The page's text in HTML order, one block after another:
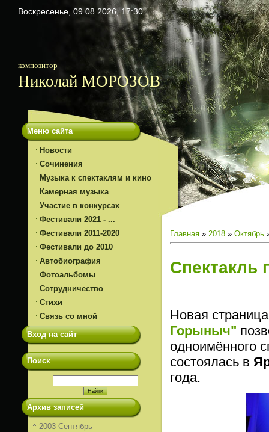
Воскресенье, 09.08.2026, 17:30
композитор
Николай МОРОЗОВ
Меню сайта
Новости
Сочинения
Музыка к спектаклям и кино
Камерная музыка
Участие в конкурсах
Фестивали 2021 - ...
Фестивали 2011-2020
Фестивали до 2010
Автобиография
Фотоальбомы
Сотрудничество
Стихи
Связь со мной
Вход на сайт
Поиск
Архив записей
2003 Сентябрь
Главная » 2018 » Октябрь
Спектакль
Новая
Горыныч"
одноимённого
состоялась в
года.